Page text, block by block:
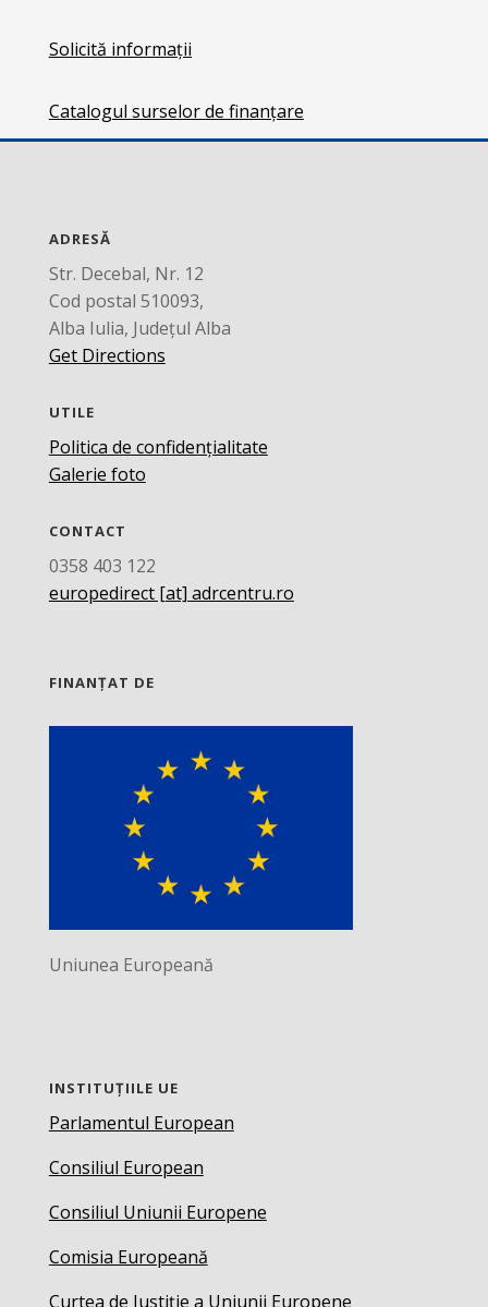
Solicită informații
Catalogul surselor de finanțare
ADRESĂ
Str. Decebal, Nr. 12
Cod postal 510093,
Alba Iulia, Județul Alba
Get Directions
UTILE
Politica de confidențialitate
Galerie foto
CONTACT
0358 403 122
europedirect [at] adrcentru.ro
FINANȚAT DE
Uniunea Europeană
INSTITUȚIILE UE
Parlamentul European
Consiliul European
Consiliul Uniunii Europene
Comisia Europeană
Curtea de Justiție a Uniunii Europene